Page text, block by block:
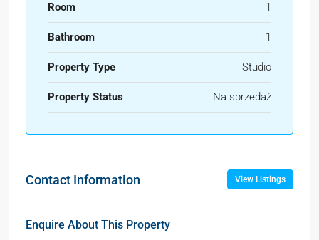
Room 1
Bathroom 1
Property Type Studio
Property Status Na sprzedaż
Contact Information View Listings
Enquire About This Property